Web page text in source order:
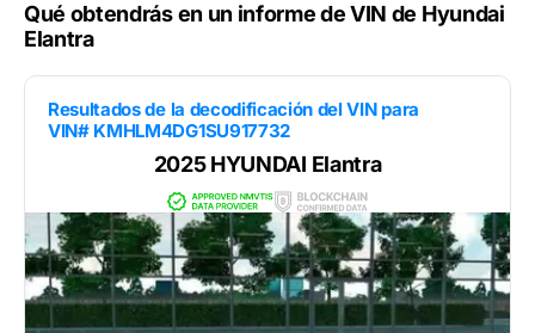
Qué obtendrás en un informe de VIN de Hyundai
Elantra
Resultados de la decodificación del VIN para
VIN# KMHLM4DG1SU917732
2025 HYUNDAI Elantra